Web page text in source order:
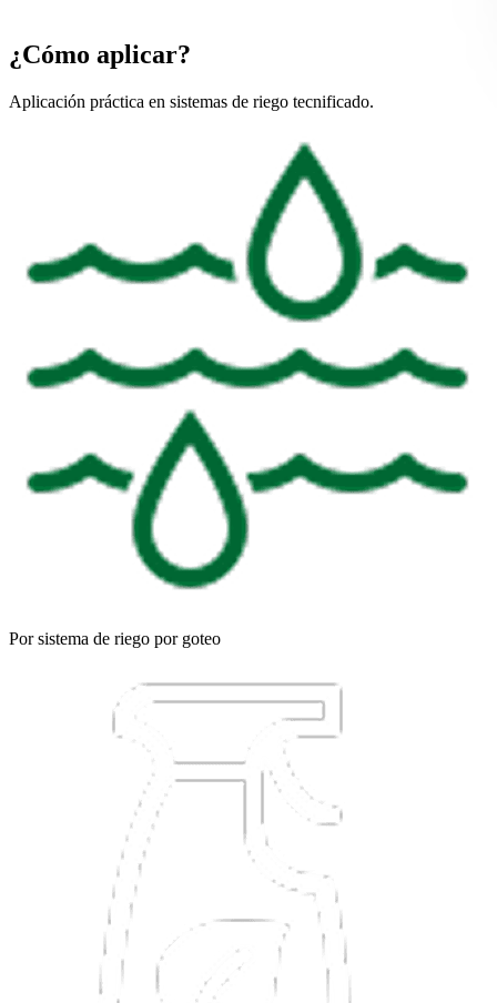
¿Cómo aplicar?
Aplicación práctica en sistemas de riego tecnificado.
Por sistema de riego por goteo